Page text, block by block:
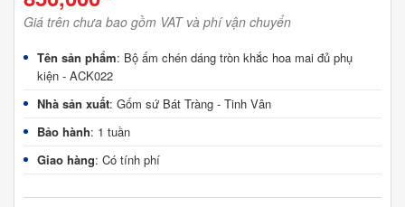
Giá trên chưa bao gồm VAT và phí vận chuyển
Tên sản phẩm: Bộ ấm chén dáng tròn khắc hoa mai đủ phụ
kiện - ACK022
Nhà sản xuất: Gốm sứ Bát Tràng - Tinh Vân
Bảo hành: 1 tuần
Giao hàng: Có tính phí